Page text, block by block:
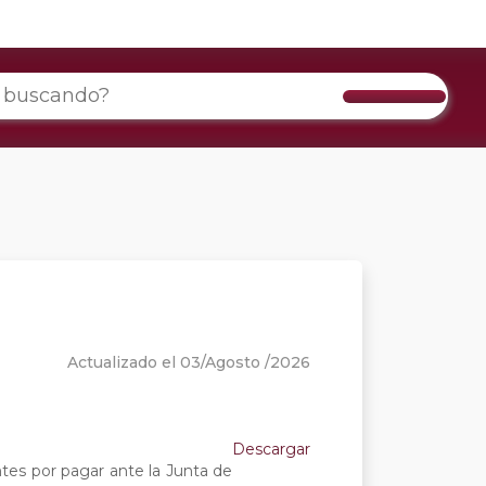
Actualizado el 03/Agosto /2026
Descargar
por pagar ante la Junta de